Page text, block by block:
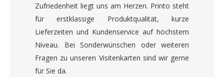
Zufriedenheit liegt uns am Herzen. Printo steht
für erstklassige Produktqualität, kurze
Lieferzeiten und Kundenservice auf höchstem
Niveau. Bei Sonderwünschen oder weiteren
Fragen zu unseren Visitenkarten sind wir gerne
für Sie da.